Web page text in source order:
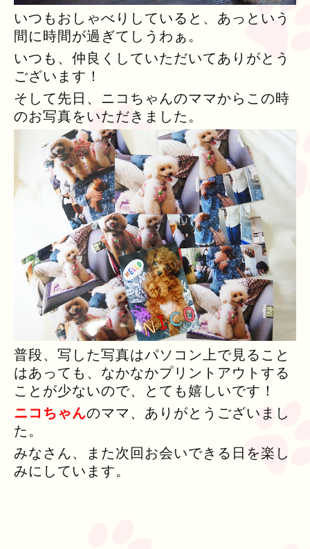
いつもおしゃべりしていると、あっという
間に時間が過ぎてしうわぁ。
いつも、仲良くしていただいてありがとう
ございます！
そして先日、ニコちゃんのママからこの時
のお写真をいただきました。
普段、写した写真はパソコン上で見ること
はあっても、なかなかプリントアウトする
ことが少ないので、とても嬉しいです！
ニコちゃんのママ、ありがとうございまし
た。
みなさん、また次回お会いできる日を楽し
みにしています。